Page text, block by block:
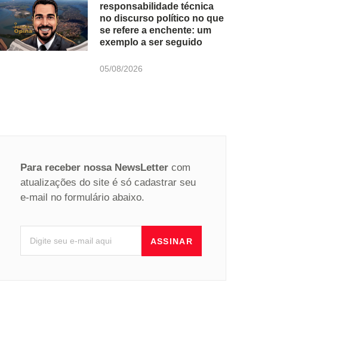
responsabilidade técnica
no discurso político no que
se refere a enchente: um
exemplo a ser seguido
05/08/2026
Para receber nossa NewsLetter com
atualizações do site é só cadastrar seu
e-mail no formulário abaixo.
ASSINAR